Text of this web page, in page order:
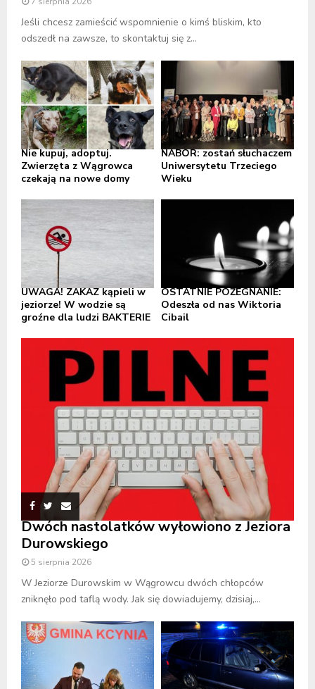
Jeśli chcesz zamieścić wspomnienie o kimś bliskim, kto
odszedł na zawsze, to skontaktuj się z...
Nie kupuj, adoptuj.
Zwierzęta z Wągrowca
czekają na nowe domy
NABÓR: zostań słuchaczem
Uniwersytetu Trzeciego
Wieku
UWAGA! ZAKAZ kąpieli w
jeziorze! W wodzie są
groźne dla ludzi BAKTERIE
OSTATNIE POŻEGNANIE:
Odeszła od nas Wiktoria
Cibail
Dwóch nastolatków wyłowiono z Jeziora
Durowskiego
5 sierpnia 2026
W Jeziorze Durowskim w Wągrowcu dwóch chłopców
zniknęło pod taflą wody. Jak się dowiadujemy, dzisiaj,...